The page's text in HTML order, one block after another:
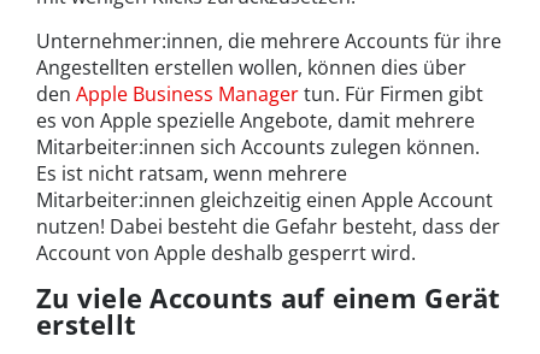
Unternehmer:innen, die mehrere Accounts für ihre
Angestellten erstellen wollen, können dies über
den Apple Business Managertun. Für Firmen gibt
es von Apple spezielle Angebote, damit mehrere
Mitarbeiter:innen sich Accounts zulegen können.
Es ist nicht ratsam, wenn mehrere
Mitarbeiter:innen gleichzeitig einen Apple Account
nutzen! Dabei besteht die Gefahr besteht, dass der
Account von Apple deshalb gesperrt wird.
Zu viele Accounts auf einem Gerät
erstellt